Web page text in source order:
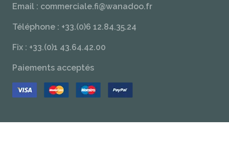
Email : commerciale.fi@wanadoo.fr
Téléphone : +33.(0)6 12.84.35.24
Fix : +33.(0)1 43.64.42.00
Paiements acceptés